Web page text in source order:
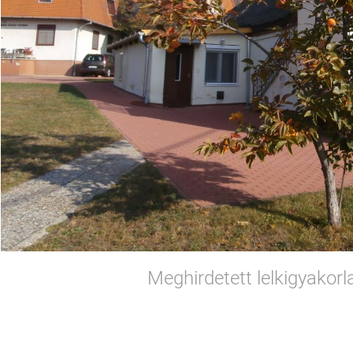
Meghirdetett